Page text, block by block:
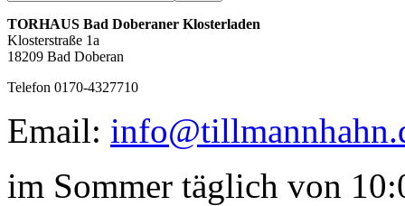
regionalen Küche. Nachkochbar, aber
TORHAUS Bad Doberaner Klosterladen
Klosterstraße 1a
18209 Bad Doberan
Telefon 0170-4327710
Email:
im Sommer täglich von